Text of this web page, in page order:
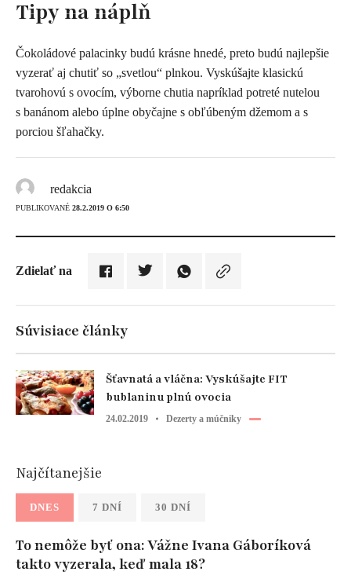
Tipy na náplň
Čokoládové palacinky budú krásne hnedé, preto budú najlepšie
vyzerať aj chutiť so „svetlou“ plnkou. Vyskúšajte klasickú
tvarohovú s ovocím, výborne chutia napríklad potreté nutelou
s banánom alebo úplne obyčajne s obľúbeným džemom a s
porciou šľahačky.
redakcia
PUBLIKOVANÉ 28.2.2019 O 6:50
Zdielať na
Súvisiace články
Šťavnatá a vláčna: Vyskúšajte FIT
bublaninu plnú ovocia
24.02.2019 Dezerty a múčniky
Najčítanejšie
DNES 7 DNÍ 30 DNÍ
To nemôže byť ona: Vážne Ivana Gáboríková
takto vyzerala, keď mala 18?